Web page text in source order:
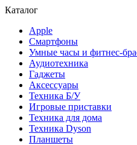
Каталог
Apple
Смартфоны
Умные часы и фитнес-
Аудиотехника
Гаджеты
Аксессуары
Техника Б/У
Игровые приставки
Техника для дома
Техника Dyson
Планшеты